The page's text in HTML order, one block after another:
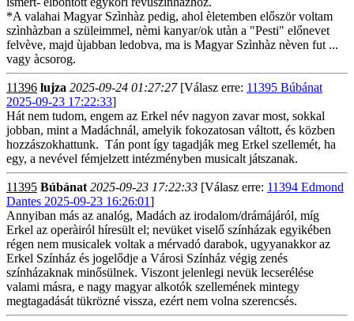
*A valahai Magyar Szìnhàz pedig, ahol èletemben először voltam
szìnhàzban a szüleimmel, nèmi kanyar/ok utàn a "Pesti" előnevet
felvève, majd ùjabban ledobva, ma is Magyar Szìnhàz nèven fut ...
vagy àcsorog.
11396 lujza 2025-09-24 01:27:27[Válasz erre: 11395 Búbánat
2025-09-23 17:22:33]
Hát nem tudom, engem az Erkel név nagyon zavar most, sokkal
jobban, mint a Madáchnál, amelyik fokozatosan váltott, és közben
hozzászokhattunk. Tán pont így tagadják meg Erkel szellemét, ha
egy, a nevével fémjelzett intézményben musicalt játszanak.
11395 Búbánat 2025-09-23 17:22:33 [Válasz erre: 11394 Edmond
Dantes 2025-09-23 16:26:01]
Annyiban más az analóg, Madách az irodalom/drámájáról, míg
Erkel az operàiról híresült el; nevüket viselő színházak egyikében
régen nem musicalek voltak a mérvadó darabok, ugyyanakkor az
Erkel Színház és jogelődje a Városi Színház végig zenés
színházaknak minősülnek. Viszont jelenlegi nevük lecserélése
valami másra, e nagy magyar alkotók szellemének mintegy
megtagadását tükrözné vissza, ezért nem volna szerencsés.